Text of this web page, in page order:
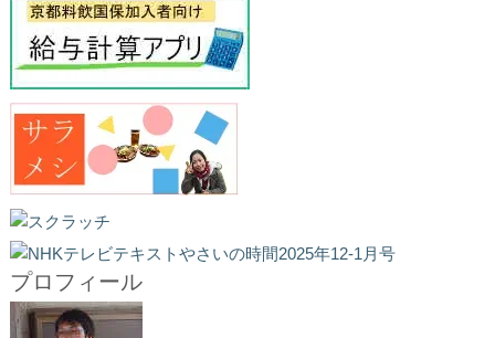
プロフィール